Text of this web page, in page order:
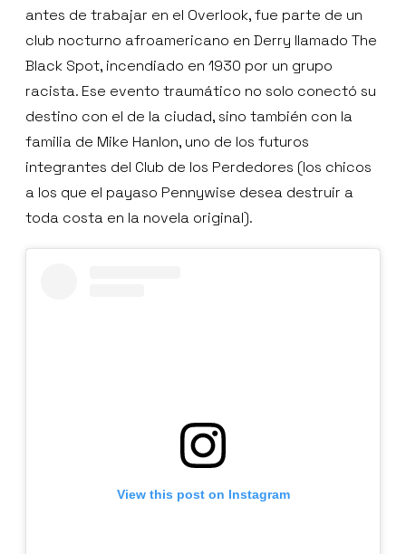
antes de trabajar en el Overlook, fue parte de un
club nocturno afroamericano en Derry llamado The
Black Spot, incendiado en 1930 por un grupo
racista. Ese evento traumático no solo conectó su
destino con el de la ciudad, sino también con la
familia de Mike Hanlon, uno de los futuros
integrantes del Club de los Perdedores (los chicos
a los que el payaso Pennywise desea destruir a
toda costa en la novela original).
View this post on Instagram